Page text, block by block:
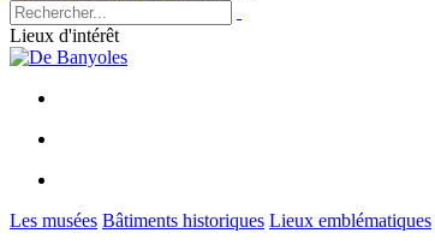
Lieux d'intérêt
Les musées Bâtiments historiques Lieux emblématiques